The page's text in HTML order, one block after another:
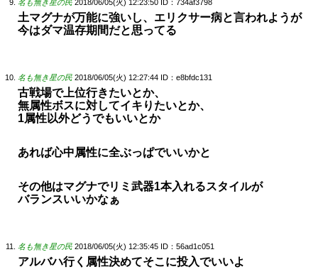
名も無き星の民 2018/06/05(火) 12:23:50 ID：734af3798
土マグナが万能に強いし、エリクサー病と言われようが
今はダマ温存期間だと思ってる
名も無き星の民 2018/06/05(火) 12:27:44 ID：e8bfdc131
古戦場で上位行きたいとか、
無属性ボスに対してイキりたいとか、
1属性以外どうでもいいとか
あれば心中属性に全ぶっぱでいいかと
その他はマグナでリミ武器1本入れるスタイルが
バランスいいかなぁ
名も無き星の民 2018/06/05(火) 12:35:45 ID：56ad1c051
アルバハ行く属性決めてそこに投入でいいよ